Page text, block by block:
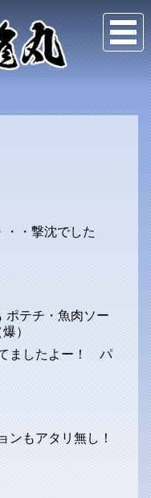
・撃沈でした
ポテチ・魚肉ソー
）
ましたよー！ パ
もアタリ無し！